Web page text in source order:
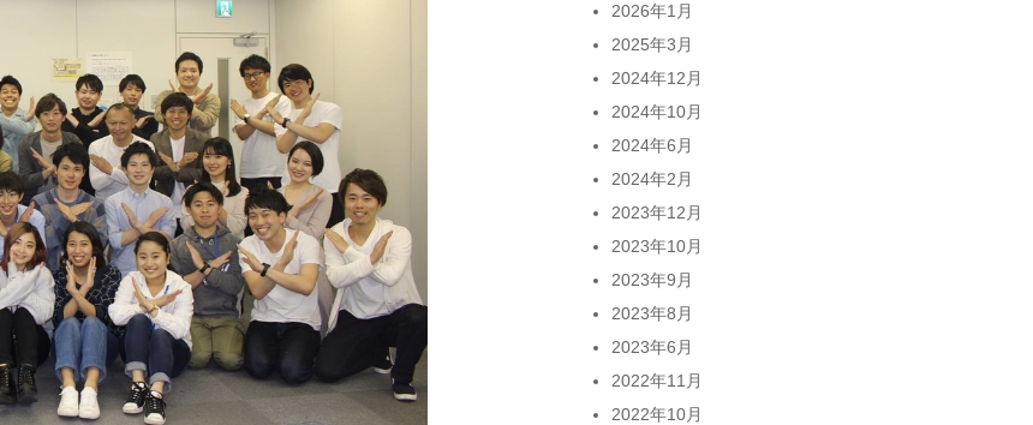
2026年1月
2025年3月
2024年12月
2024年10月
2024年6月
2024年2月
2023年12月
2023年10月
2023年9月
2023年8月
2023年6月
2022年11月
2022年10月